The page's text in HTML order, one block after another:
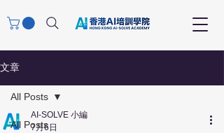
文章
All Posts
All Posts
AI-SOLVE 小編
7月6日